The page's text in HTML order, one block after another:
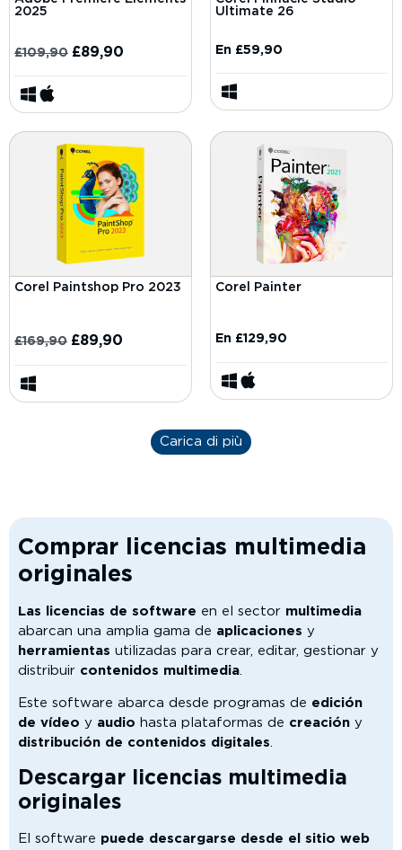
2025
£109,90 £89,90
Ultimate 26
En £59,90
Corel Paintshop Pro 2023
£169,90 £89,90
Corel Painter
En £129,90
Carica di più
Comprar licencias multimedia
originales
Las licencias de software en el sector multimedia
abarcan una amplia gama de aplicaciones y
herramientas utilizadas para crear, editar, gestionar y
distribuir contenidos multimedia
Este software abarca desde programas de edición
de vídeo y audio hasta plataformas de creación y
distribución de contenidos digitales.
Descargar licencias multimedia
originales
El software puede descargarse desde el sitio web